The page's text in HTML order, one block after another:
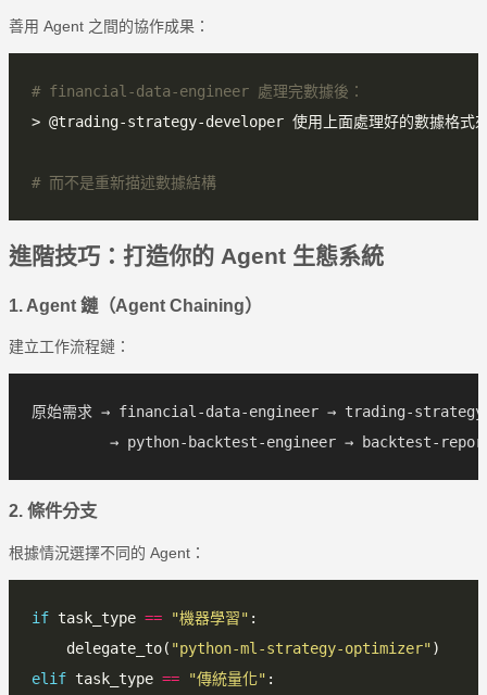
善用 Agent 之間的協作成果：
# financial-data-engineer 處理完數據後：
# 而不是重新描述數據結構
進階技巧：打造你的 Agent 生態系統
1. Agent 鏈（Agent Chaining）
建立工作流程鏈：
原始需求 → financial-data-engineer → trading-
2. 條件分支
根據情況選擇不同的 Agent：
if task_type == "機器學習"
    delegate_to(
"python-ml-strategy-optimizer"
elif task_type == "傳統量化"